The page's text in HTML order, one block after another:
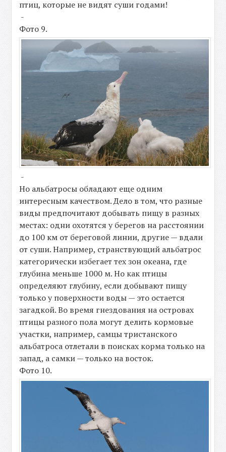
птиц, которые не видят суши годами!
-
Фото 9.
-
Но альбатросы обладают еще одним
интересным качеством. Дело в том, что разные
виды предпочитают добывать пищу в разных
местах: одни охотятся у берегов на расстоянии
до 100 км от береговой линии, другие — вдали
от суши. Например, странствующий альбатрос
категорически избегает тех зон океана, где
глубина меньше 1000 м. Но как птицы
определяют глубину, если добывают пищу
только у поверхности воды — это остается
загадкой. Во время гнездования на островах
птицы разного пола могут делить кормовые
участки, например, самцы тристанского
альбатроса отлетали в поисках корма только на
запад, а самки — только на восток.
Фото 10.